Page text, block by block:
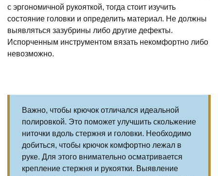
с эргономичной рукояткой, тогда стоит изучить
состояние головки и определить материал. Не должны
выявляться зазубрины либо другие дефекты.
Испорченным инструментом вязать некомфортно либо
невозможно.
Важно, чтобы крючок отличался идеальной
полировкой. Это поможет улучшить скольжение
ниточки вдоль стержня и головки. Необходимо
добиться, чтобы крючок комфортно лежал в
руке. Для этого внимательно осматривается
крепление стержня и рукоятки. Выявление